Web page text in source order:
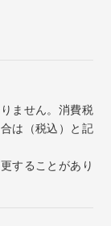
ません。消費税
は（税込）と記
することがあり